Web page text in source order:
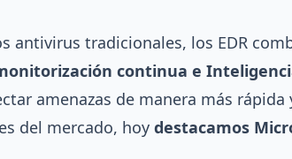
antivirus tradicionales, los EDR
continua e
amenazas de manera más rápida
del mercado, hoy destacamos